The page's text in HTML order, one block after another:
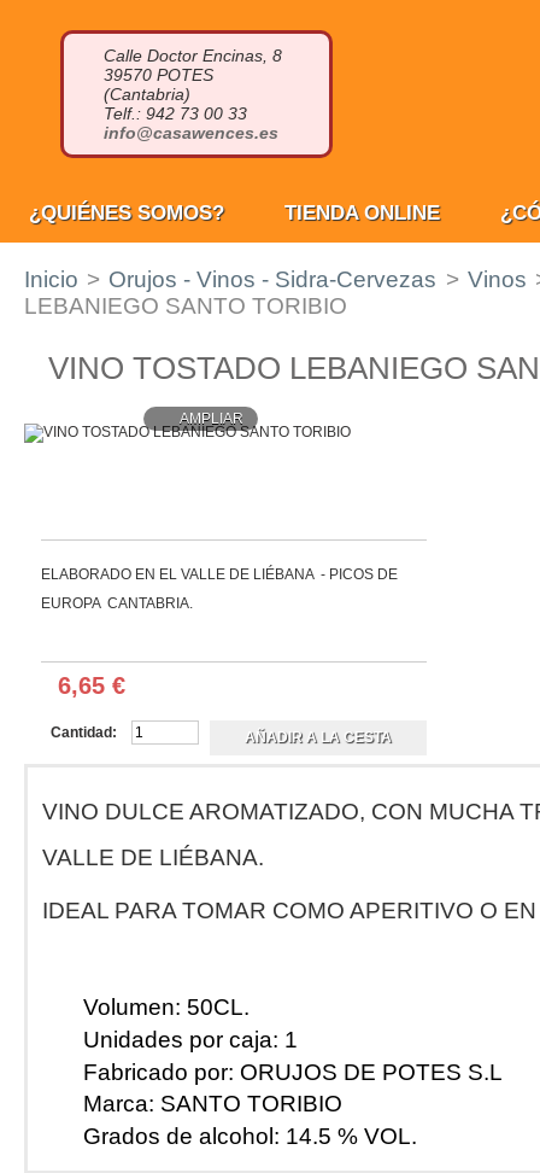
Calle Doctor Encinas, 8
39570 POTES
(Cantabria)
Telf.: 942 73 00 33
info@casawences.es
¿QUIÉNES SOMOS? TIENDA ONLINE
Inicio > Orujos - Vinos - Sidra-Cervezas > Vinos
LEBANIEGO SANTO TORIBIO
VINO TOSTADO LEBANIEGO
AMPLIAR
ELABORADO EN EL VALLE DE LIÉBANA - PICOS DE
EUROPA CANTABRIA.
6,65 €
Cantidad:
VINO DULCE AROMATIZADO, CON MUCHA
VALLE DE LIÉBANA.
IDEAL PARA TOMAR COMO APERITIVO O
Volumen: 50CL.
Unidades por caja: 1
Fabricado por: ORUJOS DE POTES S.L
Marca: SANTO TORIBIO
Grados de alcohol: 14.5 % VOL.